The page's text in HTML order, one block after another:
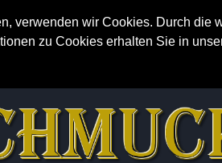
verwenden wir Cookies. Durch die
zu Cookies erhalten Sie in